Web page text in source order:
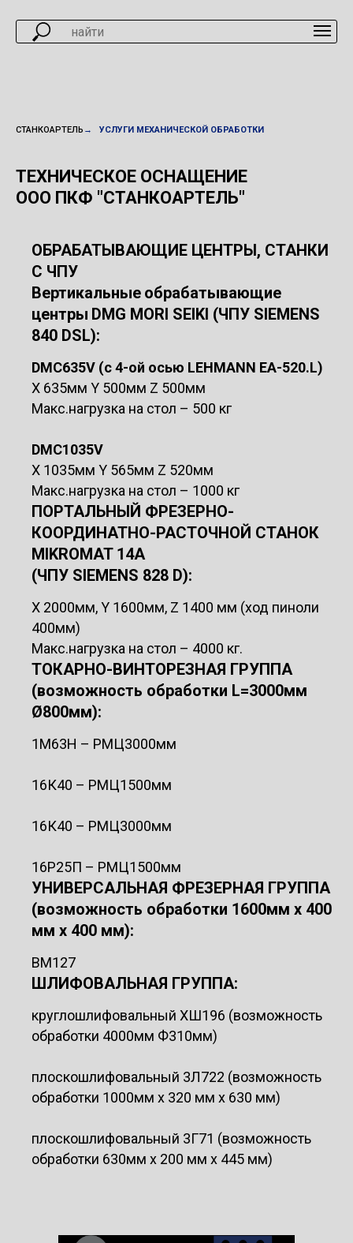
СТАНКОАРТЕЛЬ → УСЛУГИ МЕХАНИЧЕСКОЙ ОБРАБОТКИ
ТЕХНИЧЕСКОЕ ОСНАЩЕНИЕ
ООО ПКФ "СТАНКОАРТЕЛЬ"
ОБРАБАТЫВАЮЩИЕ ЦЕНТРЫ, СТАНКИ
С ЧПУ
Вертикальные обрабатывающие
центры DMG MORI SEIKI (ЧПУ SIEMENS
840 DSL):
DMC635V (с 4-ой осью LEHMANN ЕА-520.L)
Х 635мм Y 500мм Z 500мм
Макс.нагрузка на стол – 500 кг
DMC1035V
Х 1035мм Y 565мм Z 520мм
Макс.нагрузка на стол – 1000 кг
ПОРТАЛЬНЫЙ ФРЕЗЕРНО-
КООРДИНАТНО-РАСТОЧНОЙ СТАНОК
MIKROMAT 14A
(ЧПУ SIEMENS 828 D):
Х 2000мм, Y 1600мм, Z 1400 мм (ход пиноли
400мм)
Макс.нагрузка на стол – 4000 кг.
ТОКАРНО-ВИНТОРЕЗНАЯ ГРУППА
(возможность обработки L=3000мм
Ø800мм):
1М63Н – РМЦ3000мм
16К40 – РМЦ1500мм
16К40 – РМЦ3000мм
16Р25П – РМЦ1500мм
УНИВЕРСАЛЬНАЯ ФРЕЗЕРНАЯ ГРУППА
(возможность обработки 1600мм х 400
мм х 400 мм):
ВМ127
ШЛИФОВАЛЬНАЯ ГРУППА:
круглошлифовальный ХШ196 (возможность
обработки 4000мм Ф310мм)
плоскошлифовальный 3Л722 (возможность
обработки 1000мм х 320 мм х 630 мм)
плоскошлифовальный 3Г71 (возможность
обработки 630мм х 200 мм х 445 мм)